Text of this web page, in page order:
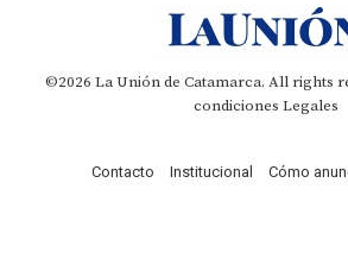
©2026 La Unión de Catamarca. All rights
condiciones Legales
Contacto Institucional Cómo